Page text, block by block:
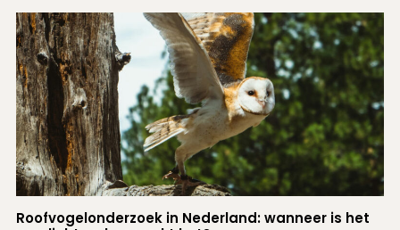
Roofvogelonderzoek in Nederland: wanneer is het